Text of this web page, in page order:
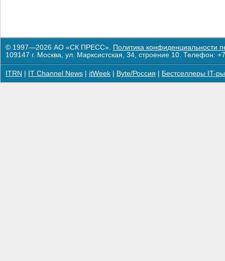
© 1997—2026 АО «СК ПРЕСС». Политика конфиденциальности
109147 г. Москва, ул. Марксистская, 34, строение 10. Телефон:
ITRN IT Channel News itWeek Byte/Россия Бестселлеры IT-